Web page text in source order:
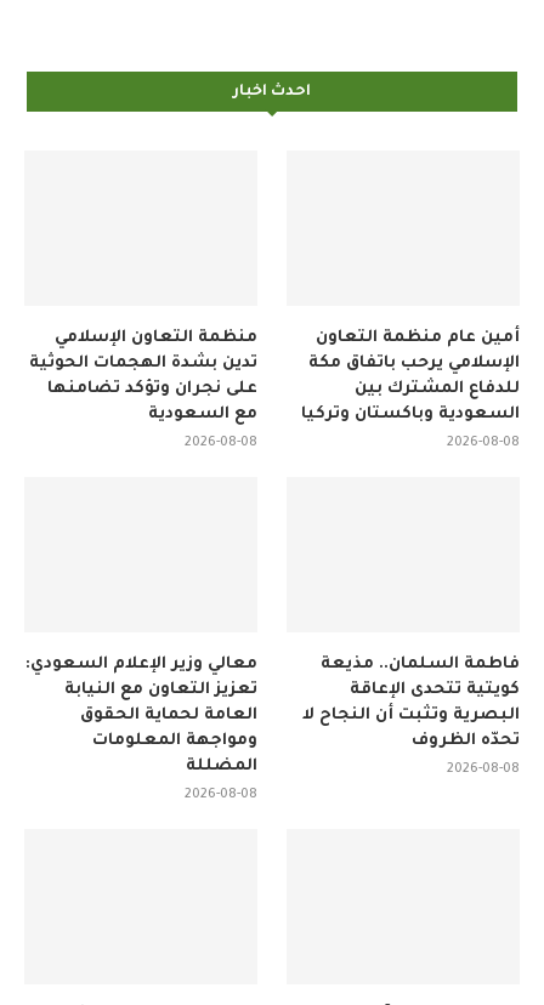
احدث اخبار
منظمة التعاون الإسلامي
تدين بشدة الهجمات الحوثية
على نجران وتؤكد تضامنها
مع السعودية
2026-08-08
أمين عام منظمة التعاون
الإسلامي يرحب باتفاق مكة
للدفاع المشترك بين
السعودية وباكستان وتركيا
2026-08-08
معالي وزير الإعلام السعودي:
تعزيز التعاون مع النيابة
العامة لحماية الحقوق
ومواجهة المعلومات
المضللة
2026-08-08
فاطمة السلمان.. مذيعة
كويتية تتحدى الإعاقة
البصرية وتثبت أن النجاح لا
تحدّه الظروف
2026-08-08